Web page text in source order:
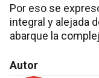
Por eso se
integral y alejada
abarque la
Autor